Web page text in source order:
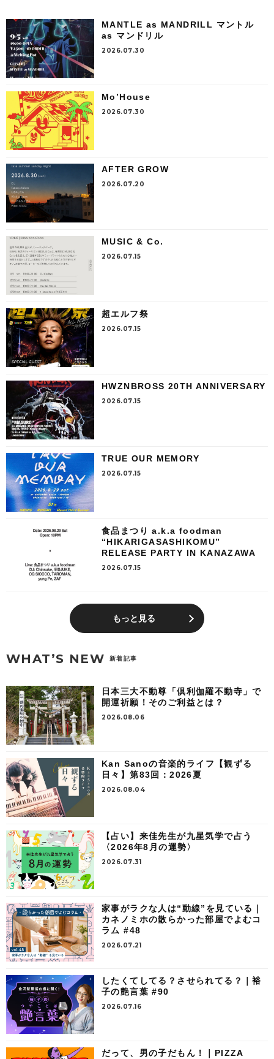
MANTLE as MANDRILL マントル
as マンドリル
2026.07.30
Mo’House
2026.07.30
AFTER GROW
2026.07.20
MUSIC & Co.
2026.07.15
超エルフ祭
2026.07.15
HWZNBROSS 20TH ANNIVERSARY
2026.07.15
TRUE OUR MEMORY
2026.07.15
食品まつり a.k.a foodman
“HIKARIGASASHIKOMU”
RELEASE PARTY IN KANAZAWA
2026.07.15
もっと見る
WHAT’S NEW 新着記事
日本三大不動尊「倶利伽羅不動寺」で
開運祈願！そのご利益とは？
2026.08.06
Kan Sanoの音楽的ライフ【観ずる
日々】第83回：2026夏
2026.08.04
【占い】来佳先生が九星気学で占う
〈2026年8月の運勢〉
2026.07.31
家事がラクな人は“動線”を見ている｜
カネノミホの散らかった部屋でよむコ
ラム #48
2026.07.21
したくてしてる？させられてる？｜裕
子の艶言葉 #90
2026.07.16
だって、男の子だもん！｜PIZZA